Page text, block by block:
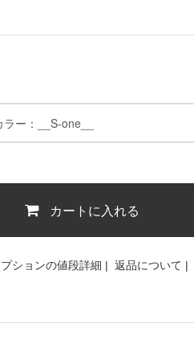
カートに入れる
ションの値段詳細 | 返品について |